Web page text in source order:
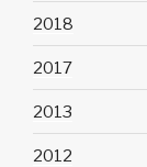
2018
2017
2013
2012